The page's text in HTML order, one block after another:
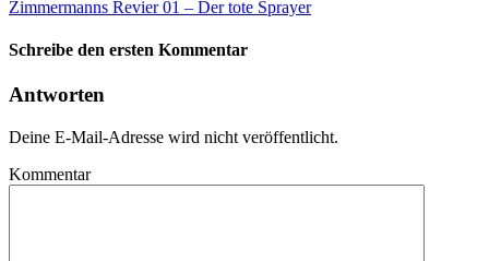
Zimmermanns Revier 01 – Der tote Sprayer
Schreibe den ersten Kommentar
Antworten
Deine E-Mail-Adresse wird nicht veröffentlicht.
Kommentar